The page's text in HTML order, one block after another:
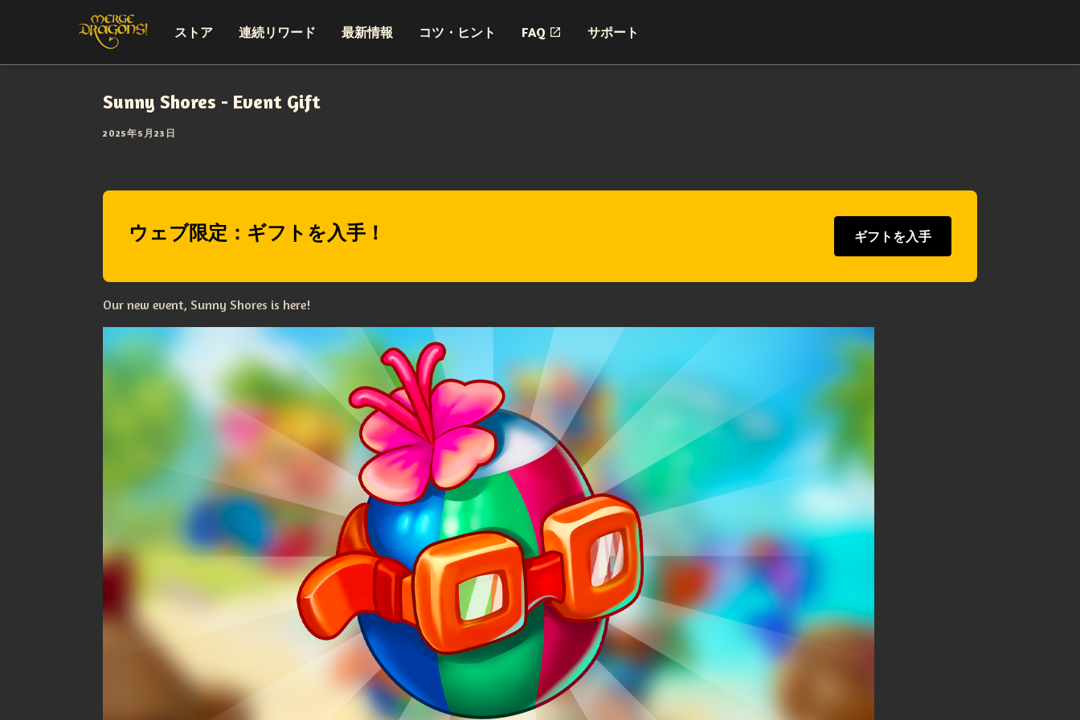
ストア 連続リワード 最新情報 コツ・ヒント FAQ サポート
Sunny Shores - Event Gift
2025年5月23日
ウェブ限定：ギフトを入手！ ギフトを入手
Our new event, Sunny Shores is here!